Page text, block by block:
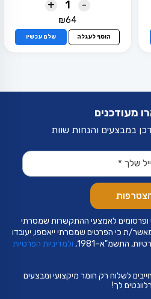
-
+
₪64
הוסף לעגלה שלם עכשיו
מעודכנים
במבצעים והנחות שוות
ופרסומים לאמצעי ההתקשרות שמסרתי
ת כי הפרטים שמסרתי ייאספו, יעובדו
התשמ"א–1981,
ולמדיניות הפרטיות
לשלוח רק חומר מיקצועי ומבצעים
לך!